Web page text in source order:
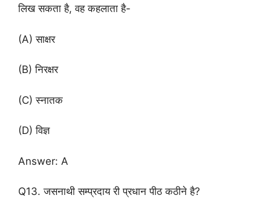
लिख सकता है, वह कहलाता है-
(A) साक्षर
(B) निरक्षर
(C) स्नातक
(D) विज्ञ
Answer: A
Q13. जसनाथी सम्प्रदाय री प्रधान पीठ कठीने है?